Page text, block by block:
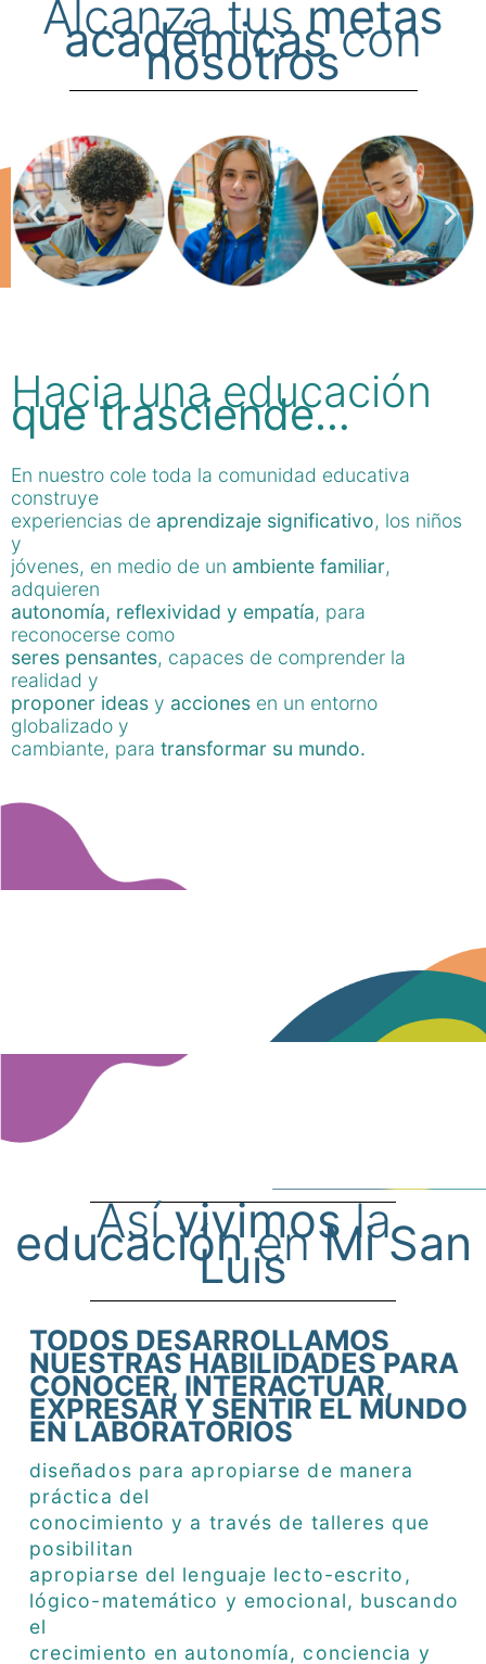
Alcanza tus metas
académicascon
nosotros
Hacia una educación
que trasciende…
En nuestro cole toda la comunidad educativa
construye
experiencias de aprendizaje significativo, los niños
y
jóvenes, en medio de un ambiente familiar,
adquieren
autonomía, reflexividad y empatía, para
reconocerse como
seres pensantes, capaces de comprender la
realidad y
proponer ideas y acciones en un entorno
globalizado y
cambiante, para transformar su mundo.
Asívivimosla
educaciónenMi San
Luis
TODOS DESARROLLAMOS
NUESTRAS HABILIDADES PARA
CONOCER, INTERACTUAR,
EXPRESAR Y SENTIR EL MUNDO
EN LABORATORIOS
diseñados para apropiarse de manera
práctica del
conocimiento y a través de talleres que
posibilitan
apropiarse del lenguaje lecto-escrito,
lógico-matemático y emocional, buscando
el
crecimiento en autonomía, conciencia y